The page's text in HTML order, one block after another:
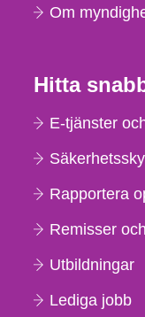
Om
Hitta
E-tjänster
Rapportera
Remisser
Utbildningar
Lediga jobb